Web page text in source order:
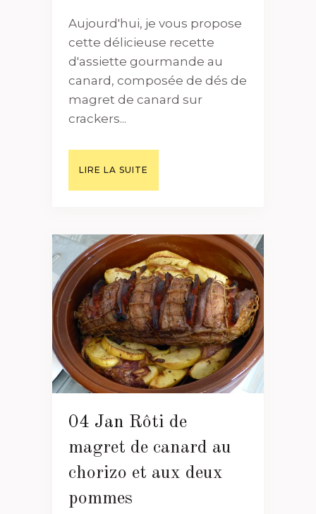
Aujourd'hui, je vous propose
cette délicieuse recette
d'assiette gourmande au
canard, composée de dés de
magret de canard sur
crackers...
LIRE LA SUITE
04 Jan Rôti de
magret de canard au
chorizo et aux deux
pommes